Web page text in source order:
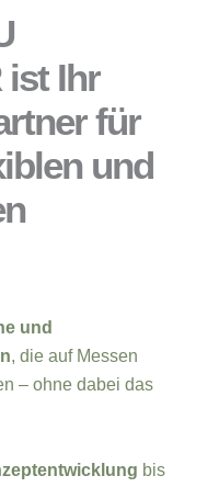
ist Ihr
für
und
und
, die auf Messen
– ohne dabei das
bis